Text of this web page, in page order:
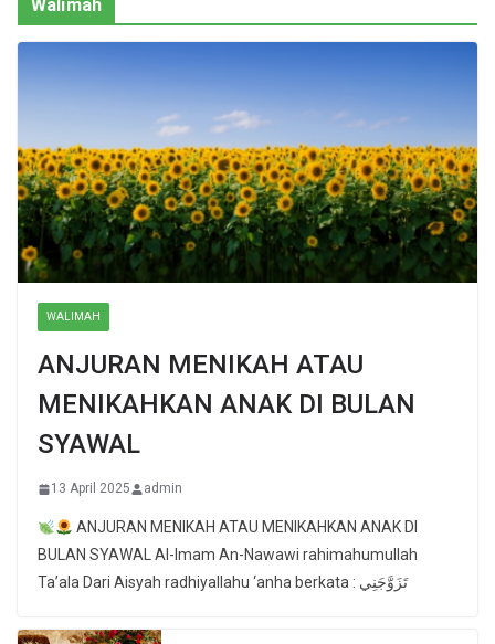
Walimah
WALIMAH
ANJURAN MENIKAH ATAU
MENIKAHKAN ANAK DI BULAN
SYAWAL
13 April 2025 admin
ANJURAN MENIKAH ATAU MENIKAHKAN ANAK DI
BULAN SYAWAL Al-Imam An-Nawawi rahimahumullah
Ta’ala Dari Aisyah radhiyallahu ‘anha berkata : تَزَوَّجَنِي